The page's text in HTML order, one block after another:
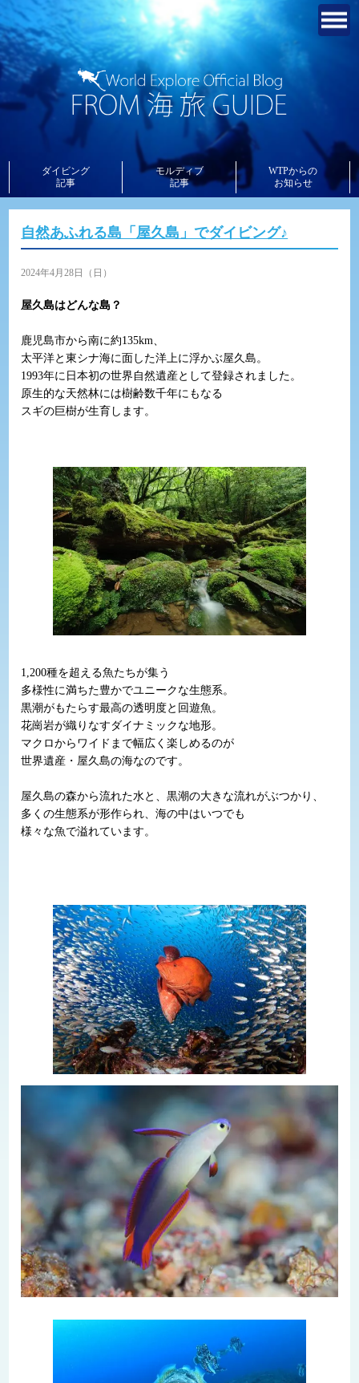
ダイビング
記事
モルディブ
記事
WTPからの
お知らせ
自然あふれる島「屋久島」でダイビング♪
2024年4月28日（日）
屋久島はどんな島？
鹿児島市から南に約135km、
太平洋と東シナ海に面した洋上に浮かぶ屋久島。
1993年に日本初の世界自然遺産として登録されました。
原生的な天然林には樹齢数千年にもなる
スギの巨樹が生育します。
1,200種を超える魚たちが集う
多様性に満ちた豊かでユニークな生態系。
黒潮がもたらす最高の透明度と回遊魚。
花崗岩が織りなすダイナミックな地形。
マクロからワイドまで幅広く楽しめるのが
世界遺産・屋久島の海なのです。
屋久島の森から流れた水と、黒潮の大きな流れがぶつかり、
多くの生態系が形作られ、海の中はいつでも
様々な魚で溢れています。